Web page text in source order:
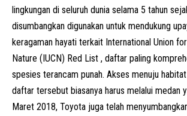
lingkungan di seluruh dunia selama 5 tahun
disumbangkan digunakan untuk mendukung
keragaman hayati terkait International Union
Nature (IUCN) Red List , daftar paling
spesies terancam punah. Akses menuju
daftar tersebut biasanya harus melalui medan
Maret 2018, Toyota juga telah